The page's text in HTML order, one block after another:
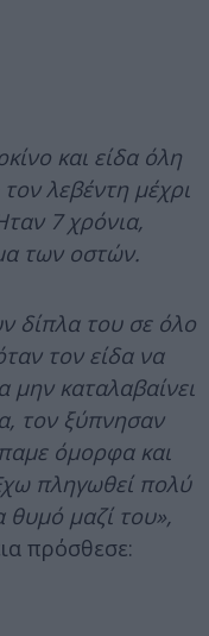
και είδα όλη
λεβέντη μέχρι
7 χρόνια,
των οστών.
δίπλα του σε όλο
τον είδα να
καταλαβαίνει
τον ξύπνησαν
όμορφα και
πληγωθεί πολύ
μαζί του»,
πρόσθεσε: